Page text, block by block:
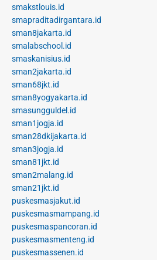
smakstlouis.id
smapraditadirgantara.id
sman8jakarta.id
smalabschool.id
smaskanisius.id
sman2jakarta.id
sman68jkt.id
sman8yogyakarta.id
smasungguldel.id
sman1jogja.id
sman28dkijakarta.id
sman3jogja.id
sman81jkt.id
sman2malang.id
sman21jkt.id
puskesmasjakut.id
puskesmasmampang.id
puskesmaspancoran.id
puskesmasmenteng.id
puskesmassenen.id